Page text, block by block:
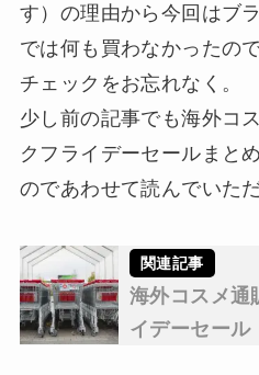
す）の理由から今回はブ
では何も買わなかったの
チェックをお忘れなく。
少し前の記事でも海外コ
クフライデーセールまと
のであわせて読んでいた
海外コスメ通
イデーセール